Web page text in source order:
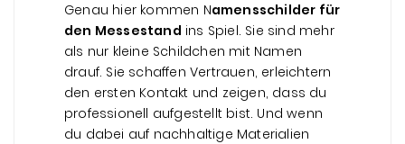
Genau hier kommen Namensschilder für
den Messestand ins Spiel. Sie sind mehr
als nur kleine Schildchen mit Namen
drauf. Sie schaffen Vertrauen, erleichtern
den ersten Kontakt und zeigen, dass du
professionell aufgestellt bist. Und wenn
du dabei auf nachhaltige Materialien